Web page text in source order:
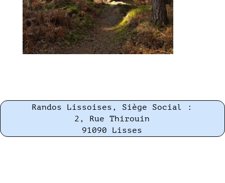
Randos Lissoises, Siège Social :
2, Rue Thirouin
91090 Lisses